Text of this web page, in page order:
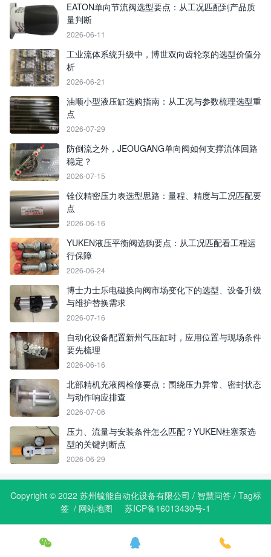
EATON单向节流阀选型要点：从工况匹配到产品质
量判断
2026-06-11
工业流体系统升级中，博世双向齿轮泵的选型价值分
析
2026-06-21
油顺小型液压缸选购指南：从工况与参数梳理选型重
点
2026-07-29
防倒流之外，JEOUGANG单向阀如何支撑流体回路
稳定？
2026-07-15
铨仪精密压力表选型思路：量程、精度与工况匹配要
点
2026-06-16
YUKEN液压平衡阀选购要点：从工况匹配看工程运
行保障
2026-06-24
博士力士乐电磁换向阀市场变化下的选型、设备升级
与维护替换需求
2026-07-16
自动化设备配置新州气压缸时，应用位置与现场条件
要先梳理
2026-06-16
北部精机充液阀检修要点：围绕压力异常、密封状态
与动作响应排查
2026-07-06
压力、流量与安装条件怎么匹配？YUKEN柱塞泵选
型的关键判断点
2026-06-29
Copyright © 2022 苏州毓能自动化设备有限公司 / 智慧问答/ Tag标
签 / 网站地图 苏ICP备16013430号-1